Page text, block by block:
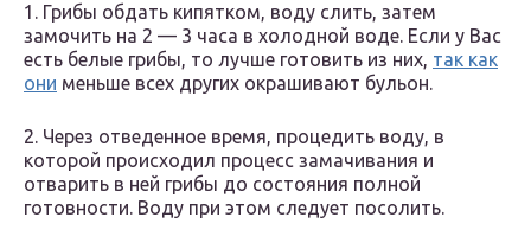
1. Грибы обдать кипятком, воду слить, затем
замочить на 2 — 3 часа в холодной воде. Если у Вас
есть белые грибы, то лучше готовить из них, так как
они меньше всех других окрашивают бульон.
2. Через отведенное время, процедить воду, в
которой происходил процесс замачивания и
отварить в ней грибы до состояния полной
готовности. Воду при этом следует посолить.